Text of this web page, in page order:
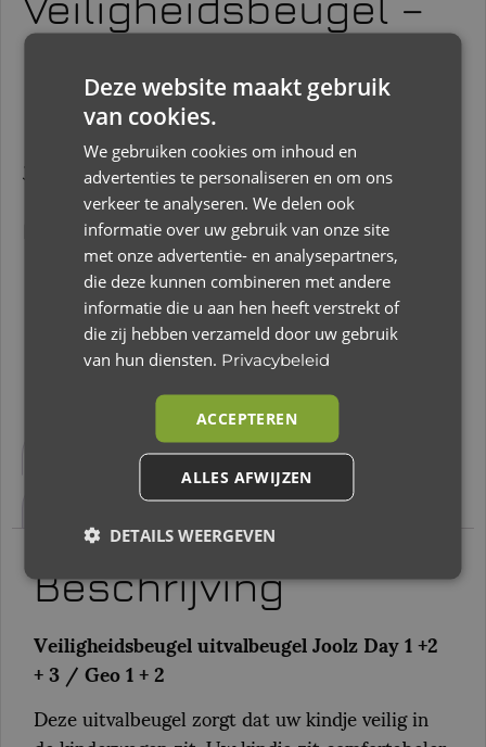
uitvalbeugel – Joolz
– Day 1 +2 + 3 / Geo 1
Joolz veiligheidsbeugel voor de Joolz Day,
Day 2, Day 3, Day + en de Joolz Geo, Geo 2
kinderwagens.
Dit product is nu niet op voorraad en niet beschikbaar.
Beschrijving
Aanvullende informatie
Beoordelingen (0)
Beschrijving
Veiligheidsbeugel uitvalbeugel Joolz Day 1 +2
+ 3 / Geo 1 + 2
Deze uitvalbeugel zorgt dat uw kindje veilig in
Deze website maakt gebruik
van cookies.
We gebruiken cookies om inhoud en
advertenties te personaliseren en om ons
verkeer te analyseren. We delen ook
informatie over uw gebruik van onze site
met onze advertentie- en analysepartners,
die deze kunnen combineren met andere
informatie die u aan hen heeft verstrekt of
die zij hebben verzameld door uw gebruik
van hun diensten. Privacybeleid
ACCEPTEREN
ALLES AFWIJZEN
DETAILS WEERGEVEN